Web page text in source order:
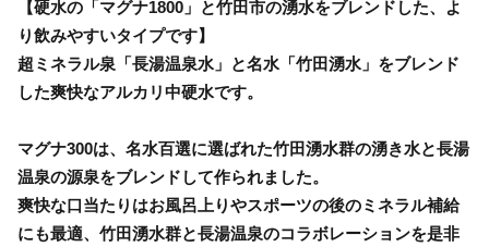
【硬水の「マグナ1800」と竹田市の湧水をブレンドした、よ
り飲みやすいタイプです】
超ミネラル泉「長湯温泉水」と名水「竹田湧水」をブレンド
した爽快なアルカリ中硬水です。
マグナ300は、名水百選に選ばれた竹田湧水群の湧き水と長湯
温泉の源泉をブレンドして作られました。
爽快な口当たりはお風呂上りやスポーツの後のミネラル補給
にも最適、竹田湧水群と長湯温泉のコラボレーションを是非